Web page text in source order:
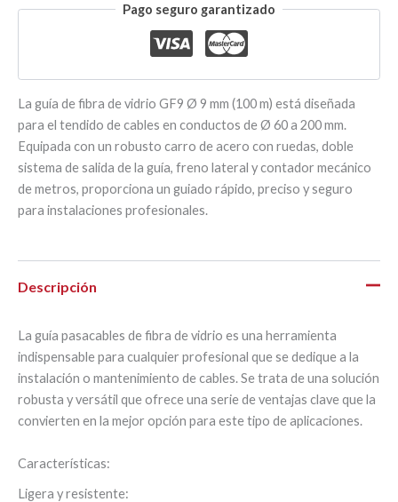
9mm
Pago seguro garantizado
La guía de fibra de vidrio GF9 Ø 9 mm (100 m) está diseñada
para el tendido de cables en conductos de Ø 60 a 200 mm.
Equipada con un robusto carro de acero con ruedas, doble
sistema de salida de la guía, freno lateral y contador mecánico
de metros, proporciona un guiado rápido, preciso y seguro
para instalaciones profesionales.
Descripción
La guía pasacables de fibra de vidrio es una herramienta
indispensable para cualquier profesional que se dedique a la
instalación o mantenimiento de cables. Se trata de una solución
robusta y versátil que ofrece una serie de ventajas clave que la
convierten en la mejor opción para este tipo de aplicaciones.
Características:
Ligera y resistente: